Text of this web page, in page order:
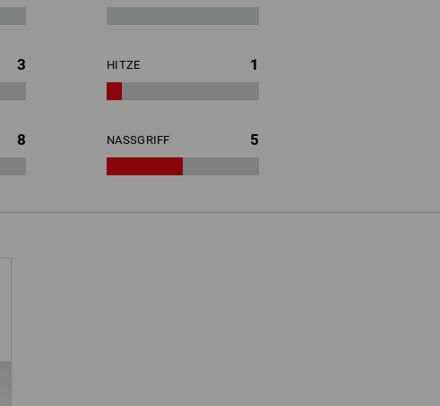
3 HITZE 1
8 NASSGRIFF 5